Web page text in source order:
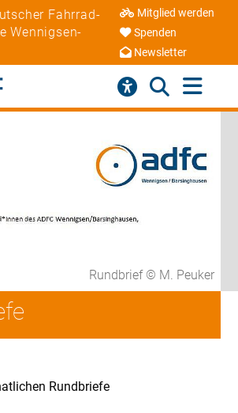
Fahrrad-
Wennigsen-
Mitglied werden
Spenden
Newsletter
Rundbrief © M. Peuker
Rundbriefe